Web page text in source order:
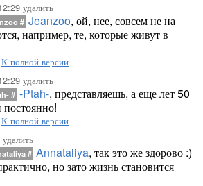
удалить
# Jeanzoo, ой, нее, совсем не на
например, те, которые живут в
К полной версии
удалить
# -Ptah-, представляешь, а еще лет 50
К полной версии
удалить
# Annataliya, так это же здорово :)
но зато жизнь становится